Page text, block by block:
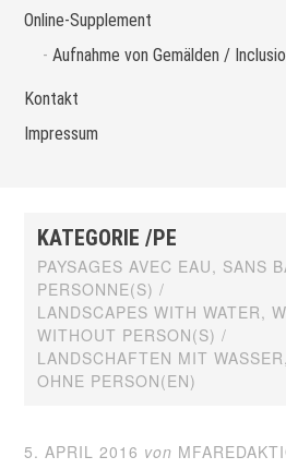
Online-Supplement
Aufnahme von Gemälden /
Kontakt
Impressum
KATEGORIE /PE
PAYSAGES AVEC EAU, SANS
PERSONNE(S) /
LANDSCAPES WITH WATER,
WITHOUT PERSON(S) /
LANDSCHAFTEN MIT
OHNE PERSON(EN)
5. APRIL 2016 von